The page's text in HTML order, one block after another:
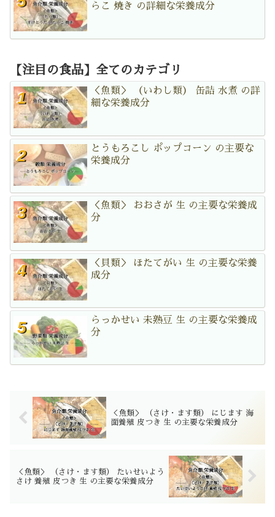
らこ 焼き の詳細な栄養成分
【注目の食品】全てのカテゴリ
＜魚類＞ （いわし類） 缶詰 水煮 の詳
細な栄養成分
とうもろこし ポップコーン の主要な
栄養成分
＜魚類＞ おおさが 生 の主要な栄養成
分
＜貝類＞ ほたてがい 生 の主要な栄養
成分
らっかせい 未熟豆 生 の主要な栄養成
分
＜魚類＞ （さけ・ます類） にじます 海
面養殖 皮つき 生 の主要な栄養成分
＜魚類＞ （さけ・ます類） たいせいよう
さけ 養殖 皮つき 生 の主要な栄養成分